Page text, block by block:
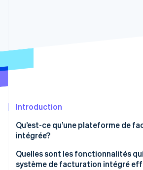
Vérification de l'identité
Stripe Sessions 2026
Découvrez comment Stripe
l’IA.
Regarder
Introduction
Qu’est-ce qu’une plateforme de
intégrée?
Quelles sont les fonctionnalités
système de facturation intégré